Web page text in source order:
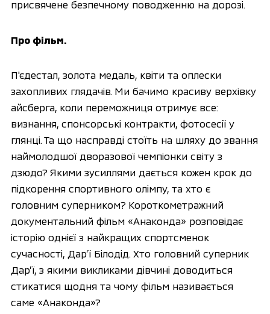
присвячене безпечному поводженню на дорозі.
Про фільм.
П'єдестал, золота медаль, квіти та оплески
захопливих глядачів. Ми бачимо красиву верхівку
айсберга, коли переможниця отримує все:
визнання, спонсорські контракти, фотосесії у
глянці. Та що насправді стоїть на шляху до звання
наймолодшої дворазової чемпіонки світу з
дзюдо? Якими зусиллями дається кожен крок до
підкорення спортивного олімпу, та хто є
головним суперником? Короткометражний
документальний фільм «Анаконда» розповідає
історію однієї з найкращих спортсменок
сучасності, Дар’ї Білодід. Хто головний суперник
Дар’ї, з якими викликами дівчині доводиться
стикатися щодня та чому фільм називається
саме «Анаконда»?